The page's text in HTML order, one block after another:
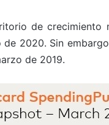
de
2020. Sin
de 2019.